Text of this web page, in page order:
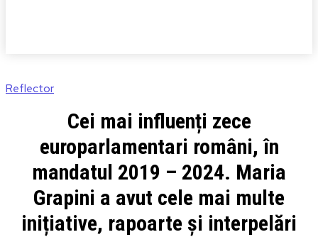
Reflector
Cei mai influenți zece
europarlamentari români, în
mandatul 2019 – 2024. Maria
Grapini a avut cele mai multe
inițiative, rapoarte și interpelări